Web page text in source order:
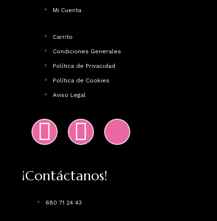
¡Contáctanos!
680 71 24 43
Mi Cuenta
Carrito
Condiciones Generales
Política de Privacidad
Política de Cookies
Aviso Legal